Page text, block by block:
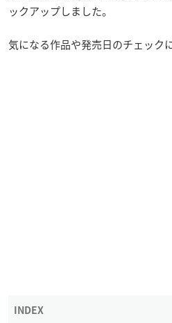
ックアップしました。
気になる作品や発売日のチェック